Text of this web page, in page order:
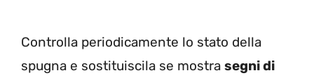
Controlla periodicamente lo stato della
spugna e sostituiscila se mostra segni di